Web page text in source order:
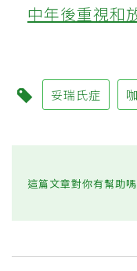
中年後重視和
妥瑞氏症
這篇文章對你有幫助